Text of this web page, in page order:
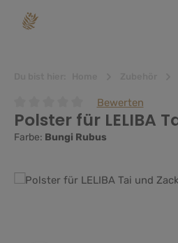
springen
Durchschnittliche Bewertung
Bewerten
Polster für LELIBA
Farbe: Bungi Rubus
Bildergalerie überspringen